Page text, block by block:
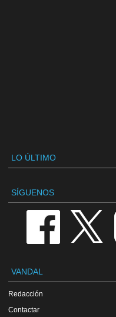
LO ÚLTIMO
SÍGUENOS
VANDAL
Redacción
Contactar